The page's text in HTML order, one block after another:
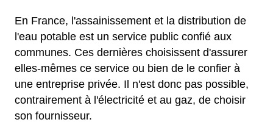
En France, l'assainissement et la distribution de
l'eau potable est un service public confié aux
communes. Ces dernières choisissent d'assurer
elles-mêmes ce service ou bien de le confier à
une entreprise privée. Il n'est donc pas possible,
contrairement à l'électricité et au gaz, de choisir
son fournisseur.